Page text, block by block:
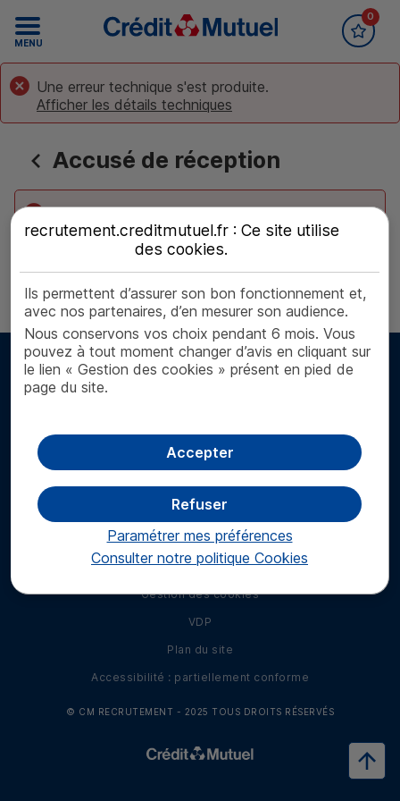
Accueil Crédit MutuelRecrutement
MENU
0
Une erreur technique s'est produite.
Afficher les détails techniques
Accusé de réception
Retrouvez-nous sur LinkedIn
Retrouvez-nous sur Facebook
Retrouvez-nous sur Twitter
Retrouvez-nous sur
Mentions légales
Données personnelles
Contact
Gestion des cookies
VDP
Plan du site
Accessibilité : partiellement conforme
© CM RECRUTEMENT - 2025 TOUS DROITS RÉSERVÉS
recrutement.creditmutuel.fr : Ce site utilise
descookies.
Ils permettent d’assurer son bon fonctionnement et,
avec nos partenaires, d’en mesurer son audience.
Nous conservons vos choix pendant 6 mois. Vous
pouvez à tout moment changer d’avis en cliquant sur
le lien « Gestion des cookies » présent en pied de
page du site.
Accepter
Refuser
Paramétrer mes préférences
Consulter notre politique Cookies